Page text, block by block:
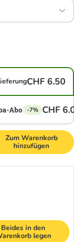
CHF 6.50
-7% CHF
Zum Warenkorb
hinzufügen
Beides in den
legen